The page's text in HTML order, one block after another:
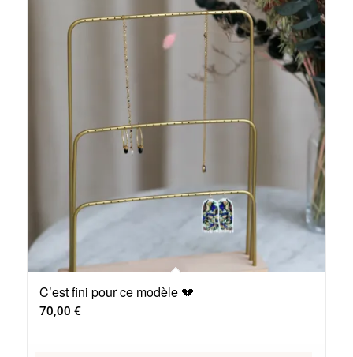
C’est fini pour ce modèle 💔
70,00 €